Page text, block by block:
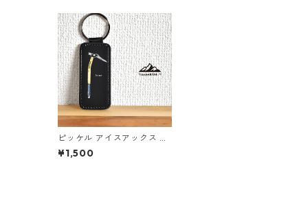
ピッケル アイスアックス キ
ーホルダー 山 登山 アウトド
ア ブラック
¥1,500